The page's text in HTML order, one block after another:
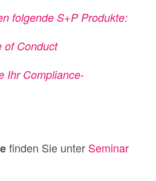
folgende S+P Produkte:
of Conduct
Ihr Compliance-
finden Sie unter Seminar